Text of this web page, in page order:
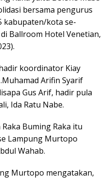
bersama pengurus
kabupaten/kota se-
Ballroom Hotel Venetian,
koordinator Kiay
Arifin Syarif
Gus Arif, hadir pula
Ida Ratu Nabe.
Buming Raka itu
Lampung Murtopo
Wahab.
Murtopo mengatakan,